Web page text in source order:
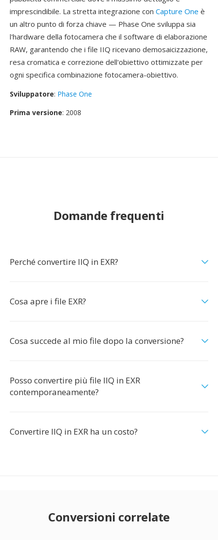
imprescindibile. La stretta integrazione con Capture One è
un altro punto di forza chiave — Phase One sviluppa sia
l'hardware della fotocamera che il software di elaborazione
RAW, garantendo che i file IIQ ricevano demosaicizzazione,
resa cromatica e correzione dell'obiettivo ottimizzate per
ogni specifica combinazione fotocamera-obiettivo.
Sviluppatore: Phase One
Prima versione: 2008
Domande frequenti
Perché convertire IIQ in EXR?
Cosa apre i file EXR?
Cosa succede al mio file dopo la conversione?
Posso convertire più file IIQ in EXR
contemporaneamente?
Convertire IIQ in EXR ha un costo?
Conversioni correlate